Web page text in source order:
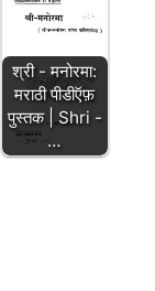
श्री - मनोरमा:
मराठी पीडीऍफ़
पुस्तक | Shri -
…